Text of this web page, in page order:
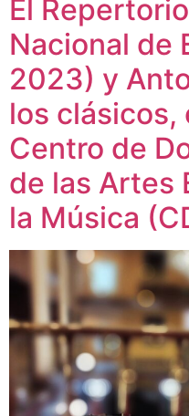
El
Nacional de
2023) y
los clásicos,
Centro de
de las Artes
la Música